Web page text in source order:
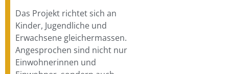
Das Projekt richtet sich an
Kinder, Jugendliche und
Erwachsene gleichermassen.
Angesprochen sind nicht nur
Einwohnerinnen und